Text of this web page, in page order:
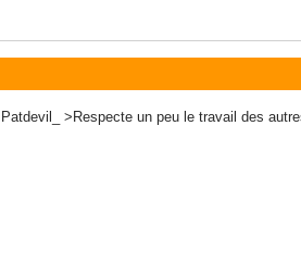
Patdevil_ >Respecte un peu le travail des